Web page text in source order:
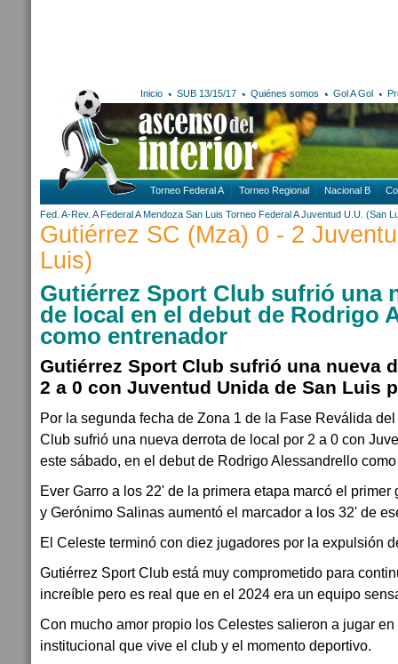
Inicio SUB 13/15/17 Quiénes somos Gol A Gol
Torneo Federal A Torneo Regional Nacional B
Fed. A-Rev. A Federal A Mendoza San Luis Torneo Federal A Juventud U.U. (San
Gutiérrez SC (Mza) 0 - 2
Luis)
Gutiérrez Sport Club sufrió una
de local en el debut de Rodrigo
como entrenador
Gutiérrez Sport Club sufrió una nueva
2 a 0 con Juventud Unida de San Luis
Por la segunda fecha de Zona 1 de la Fase Reválida
Club sufrió una nueva derrota de local por 2 a 0 con
este sábado, en el debut de Rodrigo Alessandrello
Ever Garro a los 22' de la primera etapa marcó el
y Gerónimo Salinas aumentó el marcador a los 32' de
El Celeste terminó con diez jugadores por la expulsión
Gutiérrez Sport Club está muy comprometido para
increíble pero es real que en el 2024 era un equipo
Con mucho amor propio los Celestes salieron a jugar
institucional que vive el club y el momento deportivo.